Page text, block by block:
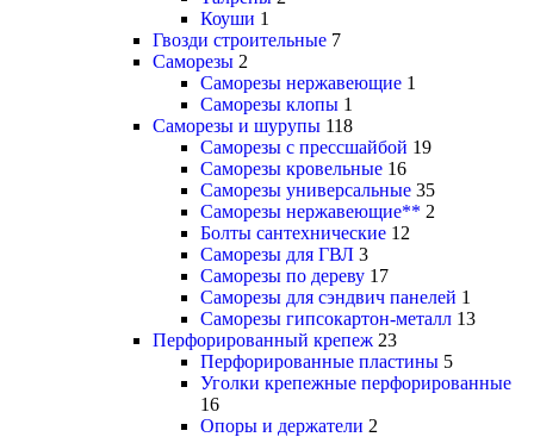
Коуши 1
Гвозди строительные 7
Саморезы 2
Саморезы нержавеющие 1
Саморезы клопы 1
Саморезы и шурупы 118
Саморезы с прессшайбой 19
Саморезы кровельные 16
Саморезы универсальные 35
Саморезы нержавеющие** 2
Болты сантехнические 12
Саморезы для ГВЛ 3
Саморезы по дереву 17
Саморезы для сэндвич панелей 1
Саморезы гипсокартон-металл 13
Перфорированный крепеж 23
Перфорированные пластины 5
Уголки крепежные перфорированные
16
Опоры и держатели 2